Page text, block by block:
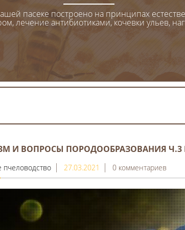
пасеке построено на принципах
лечение антибиотиками, кочевки ульев,
И ВОПРОСЫ ПОРОДООБРАЗОВАНИЯ Ч.3
пчеловодство 27.03.2021 0 комментариев